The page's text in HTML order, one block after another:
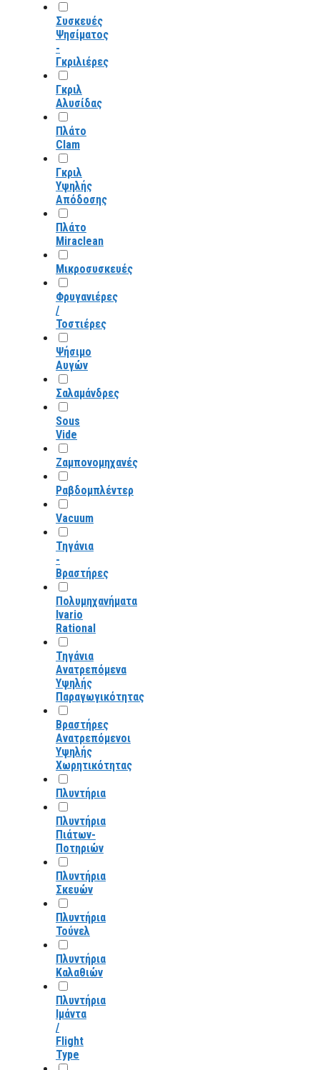
Συσκευές
Ψησίματος
-
Γκριλιέρες
Γκριλ
Αλυσίδας
Πλάτο
Clam
Γκριλ
Υψηλής
Απόδοσης
Πλάτο
Miraclean
Μικροσυσκευές
Φρυγανιέρες
/
Τοστιέρες
Ψήσιμο
Αυγών
Σαλαμάνδρες
Sous
Vide
Ζαμπονομηχανές
Ραβδομπλέντερ
Vacuum
Τηγάνια
-
Βραστήρες
Πολυμηχανήματα
Ivario
Rational
Τηγάνια
Ανατρεπόμενα
Υψηλής
Παραγωγικότητας
Βραστήρες
Ανατρεπόμενοι
Υψηλής
Χωρητικότητας
Πλυντήρια
Πλυντήρια
Πιάτων-
Ποτηριών
Πλυντήρια
Σκευών
Πλυντήρια
Τούνελ
Πλυντήρια
Καλαθιών
Πλυντήρια
Ιμάντα
/
Flight
Type